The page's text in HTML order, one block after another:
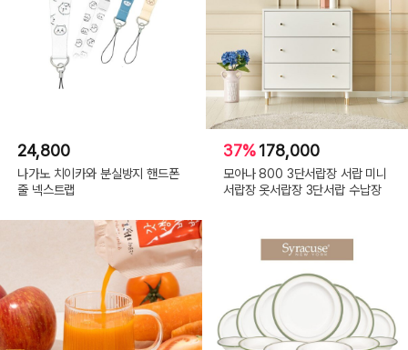
24,800
나가노 치이카와 분실방지 핸드폰
줄 넥스트랩
37%178,000
모아나 800 3단서랍장 서랍 미니
서랍장 옷서랍장 3단서랍 수납장